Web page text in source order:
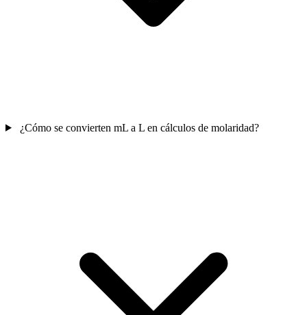
¿Cómo se convierten mL a L en cálculos de molaridad?